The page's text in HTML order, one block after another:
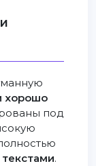
хорошо
под
.